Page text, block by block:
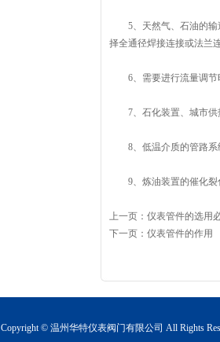
5、天然气、石油的输
择全通径焊接连接或法兰
6、需要进行流量调节
7、石化装置、城市供
8、低温介质的管路系
9、炼油装置的催化裂
上一页： 仪表管件的选用
下一页： 仪表管件的作用
Copyright © 温州华特仪表阀门有限公司 All Rights